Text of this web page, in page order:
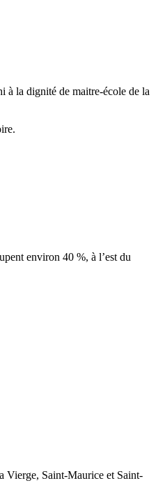
à la dignité de maitre-école de la
environ 40 %, à l’est du
Vierge, Saint-Maurice et Saint-